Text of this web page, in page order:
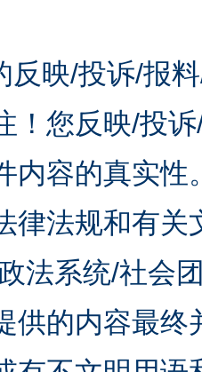
反映/投诉/报
！您反映/投
内容的真实
律法规和有关
法系统/社会
供的内容最